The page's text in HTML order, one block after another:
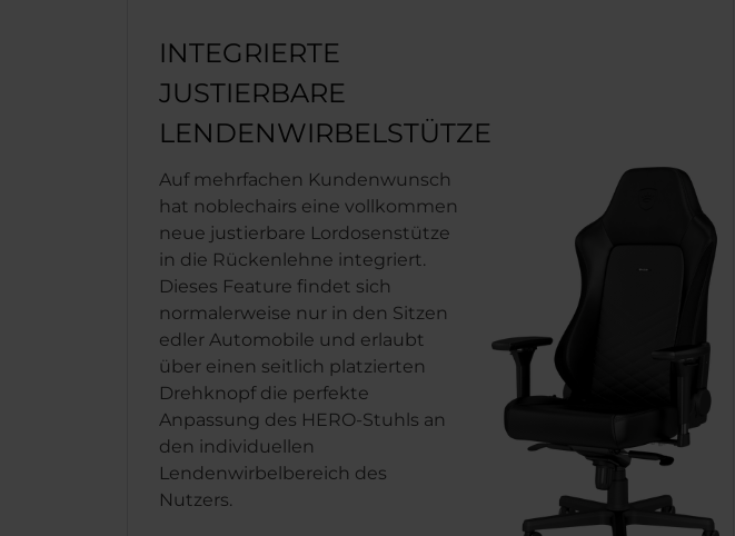
INTEGRIERTE
JUSTIERBARE
LENDENWIRBELSTÜTZE
Auf mehrfachen Kundenwunsch
hat noblechairs eine vollkommen
neue justierbare Lordosenstütze
in die Rückenlehne integriert.
Dieses Feature findet sich
normalerweise nur in den Sitzen
edler Automobile und erlaubt
über einen seitlich platzierten
Drehknopf die perfekte
Anpassung des HERO-Stuhls an
den individuellen
Lendenwirbelbereich des
Nutzers.